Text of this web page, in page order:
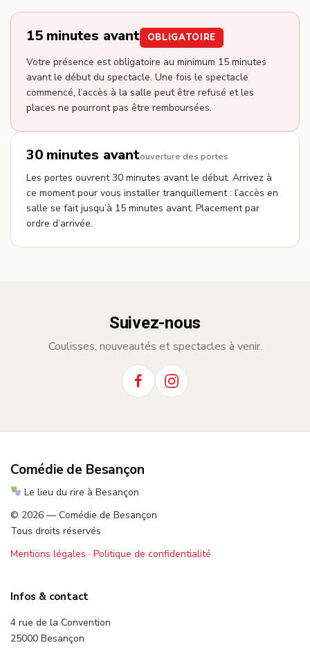
15 minutes avant OBLIGATOIRE
Votre présence est obligatoire au minimum 15 minutes
avant le début du spectacle. Une fois le spectacle
commencé, l’accès à la salle peut être refusé et les
places ne pourront pas être remboursées.
30 minutes avantouverture des portes
Les portes ouvrent 30 minutes avant le début. Arrivez à
ce moment pour vous installer tranquillement : l’accès en
salle se fait jusqu’à 15 minutes avant. Placement par
ordre d’arrivée.
Suivez-nous
Coulisses, nouveautés et spectacles à venir.
Comédie de Besançon
Le lieu du rire à Besançon
© 2026 — Comédie de Besançon
Tous droits réservés
Mentions légales · Politique de confidentialité
Infos & contact
4 rue de la Convention
25000 Besançon